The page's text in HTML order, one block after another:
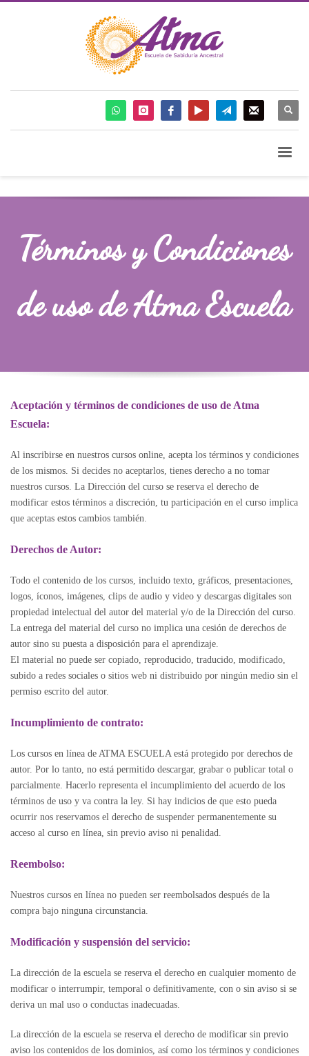
Términosy Condiciones
de uso de Atma Escuela
Aceptación y términos de condiciones de uso de Atma
Escuela:
Al inscribirse en nuestros cursos online, acepta los términos y condiciones
de los mismos. Si decides no aceptarlos, tienes derecho a no tomar
nuestros cursos. La Dirección del curso se reserva el derecho de
modificar estos términos a discreción, tu participación en el curso implica
que aceptas estos cambios también.
Derechos de Autor:
Todo el contenido de los cursos, incluido texto, gráficos, presentaciones,
logos, íconos, imágenes, clips de audio y video y descargas digitales son
propiedad intelectual del autor del material y/o de la Dirección del curso.
La entrega del material del curso no implica una cesión de derechos de
autor sino su puesta a disposición para el aprendizaje.
El material no puede ser copiado, reproducido, traducido, modificado,
subido a redes sociales o sitios web ni distribuido por ningún medio sin el
permiso escrito del autor.
Incumplimiento de contrato:
Los cursos en línea de ATMA ESCUELA está protegido por derechos de
autor. Por lo tanto, no está permitido descargar, grabar o publicar total o
parcialmente. Hacerlo representa el incumplimiento del acuerdo de los
términos de uso y va contra la ley. Si hay indicios de que esto pueda
ocurrir nos reservamos el derecho de suspender permanentemente su
acceso al curso en línea, sin previo aviso ni penalidad.
Reembolso:
Nuestros cursos en línea no pueden ser reembolsados después de la
compra bajo ninguna circunstancia.
Modificación y suspensión del servicio:
La dirección de la escuela se reserva el derecho en cualquier momento de
modificar o interrumpir, temporal o definitivamente, con o sin aviso si se
deriva un mal uso o conductas inadecuadas.
La dirección de la escuela se reserva el derecho de modificar sin previo
aviso los contenidos de los dominios, así como los términos y condiciones